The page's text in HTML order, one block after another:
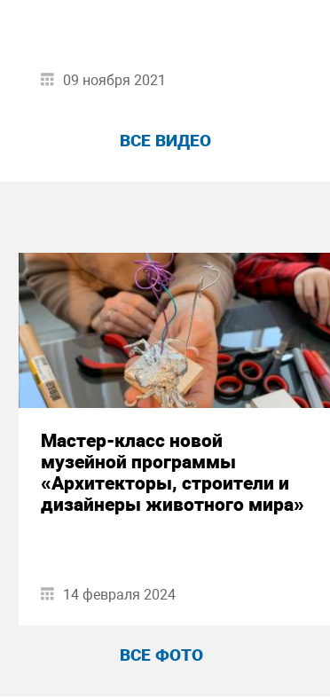
09 ноября 2021
ВСЕ ВИДЕО
Мастер-класс новой
музейной программы
«Архитекторы, строители и
дизайнеры животного мира»
14 февраля 2024
ВСЕ ФОТО